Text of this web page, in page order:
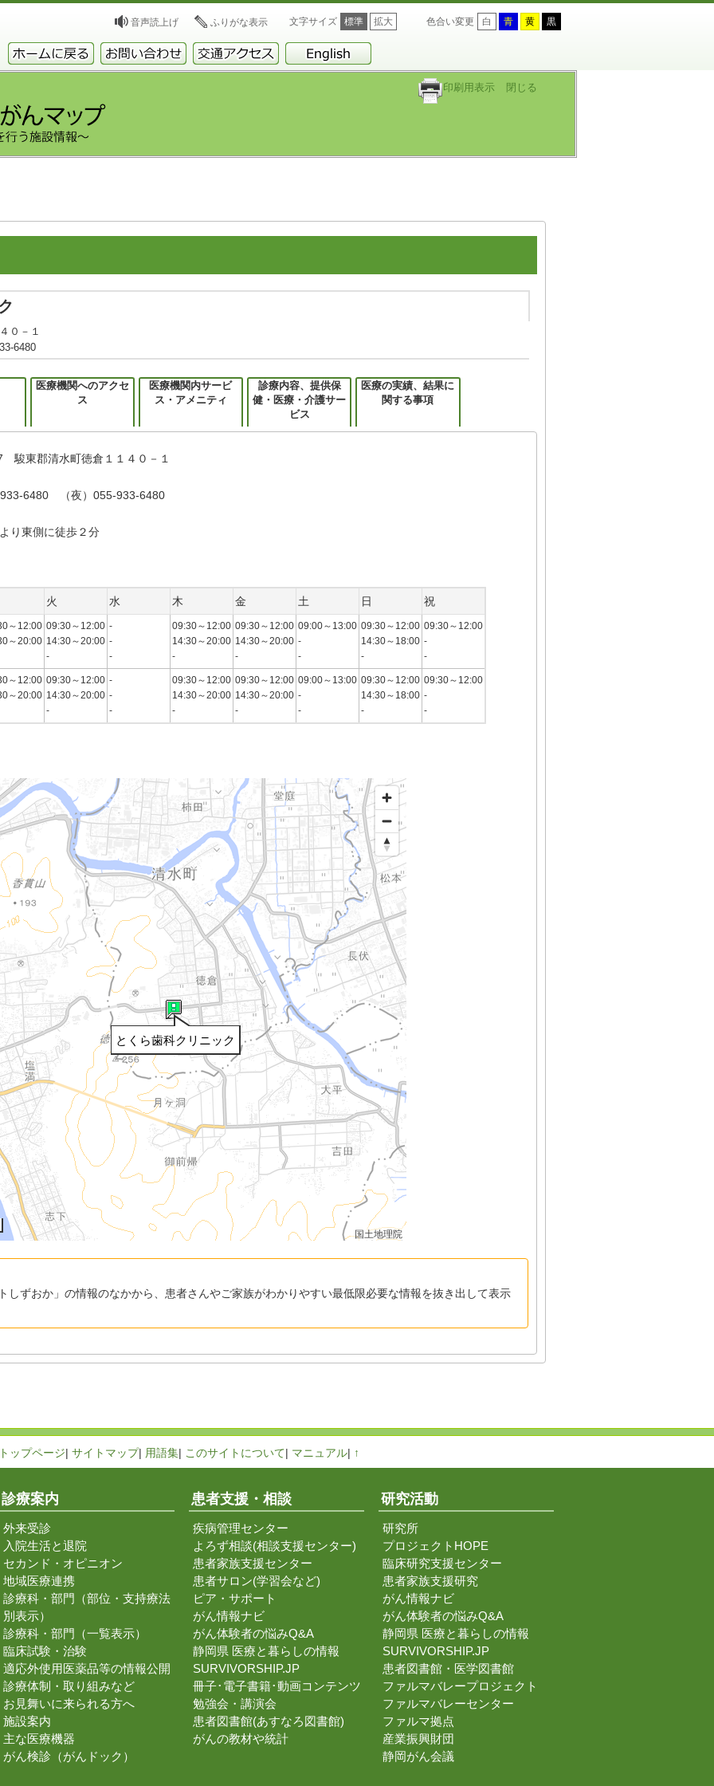
音声読上げ ふりがな表示 文字サイズ 標準 拡大 色合い変更 白 青 黄 黒
印刷用表示 閉じる
０－１
6480
医療機関へのアクセ
ス
医療機関内サービ
ス・アメニティ
診療内容、提供保
健・医療・介護サー
ビス
医療の実績、結果に
関する事項
駿東郡清水町徳倉１１４０－１
6480 （夜）055-933-6480
り東側に徒歩２分
火 水 木 金 土 日 祝
～12:00
～20:00
09:30～12:00
14:30～20:00
-
-
-
-
09:30～12:00
14:30～20:00
-
09:30～12:00
14:30～20:00
-
09:00～13:00
-
-
09:30～12:00
14:30～18:00
-
09:30～12:00
-
-
～12:00
～20:00
09:30～12:00
14:30～20:00
-
-
-
-
09:30～12:00
14:30～20:00
-
09:30～12:00
14:30～20:00
-
09:00～13:00
-
-
09:30～12:00
14:30～18:00
-
09:30～12:00
-
-
とくら歯科クリニック
国土地理院
しずおか」の情報のなかから、患者さんやご家族がわかりやすい最低限必要な情報を抜き出して表示
ップページ| サイトマップ| 用語集| このサイトについて| マニュアル| ↑
診療案内
外来受診
入院生活と退院
セカンド・オピニオン
地域医療連携
診療科・部門（部位・支持療法
別表示）
診療科・部門（一覧表示）
臨床試験・治験
適応外使用医薬品等の情報公開
診療体制・取り組みなど
お見舞いに来られる方へ
施設案内
主な医療機器
がん検診（がんドック）
患者支援・相談
疾病管理センター
よろず相談(相談支援センター)
患者家族支援センター
患者サロン(学習会など)
ピア・サポート
がん情報ナビ
がん体験者の悩みQ&A
静岡県 医療と暮らしの情報
SURVIVORSHIP.JP
冊子･電子書籍･動画コンテンツ
勉強会・講演会
患者図書館(あすなろ図書館)
がんの教材や統計
研究活動
研究所
プロジェクトHOPE
臨床研究支援センター
患者家族支援研究
がん情報ナビ
がん体験者の悩みQ&A
静岡県 医療と暮らしの情報
SURVIVORSHIP.JP
患者図書館・医学図書館
ファルマバレープロジェクト
ファルマバレーセンター
ファルマ拠点
産業振興財団
静岡がん会議